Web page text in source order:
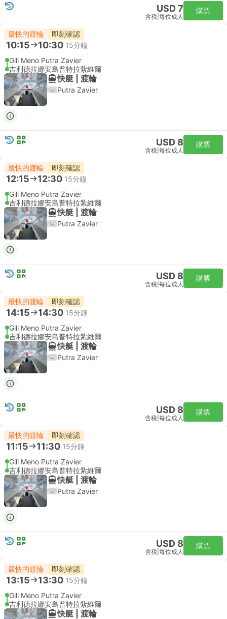
USD 7
含税 每位成人
購票
最快的渡輪 即刻確認
10:15 10:30 15分鐘
Gili Meno Putra Zavier
吉利德拉娜安島普特拉紮維爾
快艇 | 渡輪
Putra Zavier
USD 8
含税 每位成人
購票
最快的渡輪 即刻確認
12:15 12:30 15分鐘
Gili Meno Putra Zavier
吉利德拉娜安島普特拉紮維爾
快艇 | 渡輪
Putra Zavier
USD 8
含税 每位成人
購票
最快的渡輪 即刻確認
14:15 14:30 15分鐘
Gili Meno Putra Zavier
吉利德拉娜安島普特拉紮維爾
快艇 | 渡輪
Putra Zavier
USD 8
含税 每位成人
購票
最快的渡輪 即刻確認
11:15 11:30 15分鐘
Gili Meno Putra Zavier
吉利德拉娜安島普特拉紮維爾
快艇 | 渡輪
Putra Zavier
USD 8
含税 每位成人
購票
最快的渡輪 即刻確認
13:15 13:30 15分鐘
Gili Meno Putra Zavier
吉利德拉娜安島普特拉紮維爾
快艇 | 渡輪